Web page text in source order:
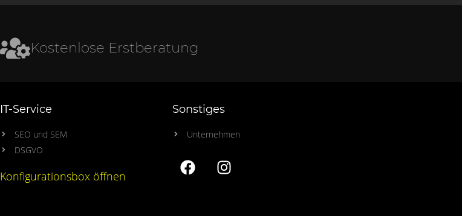
Kostenlose Erstberatung
IT-Service
SEO und SEM
DSGVO
Konfigurationsbox öffnen
Sonstiges
Unternehmen